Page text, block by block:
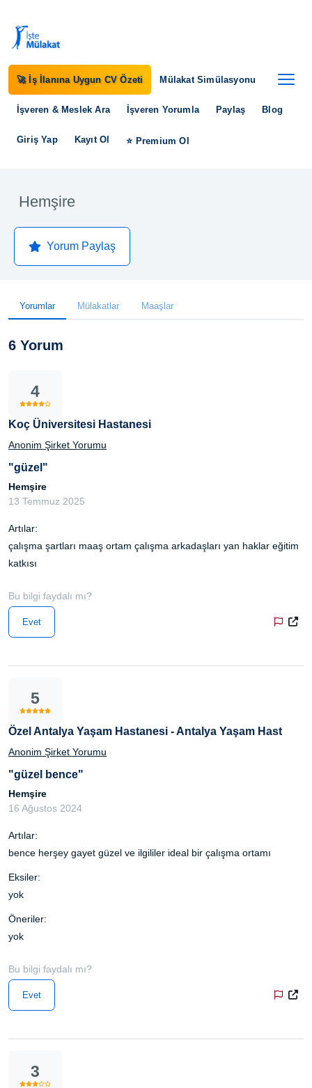
🚀 İş İlanına Uygun CV Özeti Mülakat Simülasyonu
İşveren & Meslek Ara İşveren Yorumla Paylaş Blog
Giriş Yap Kayıt Ol ⭐ Premium Ol
Hemşire
Yorum Paylaş
Yorumlar Mülakatlar Maaşlar
6 Yorum
4
Koç Üniversitesi Hastanesi
Anonim Şirket Yorumu
"güzel"
Hemşire
13 Temmuz 2025
Artılar:
çalışma şartları maaş ortam çalışma arkadaşları yan haklar eğitim
katkısı
Bu bilgi faydalı mı?
Evet
5
Özel Antalya Yaşam Hastanesi - Antalya Yaşam Hast
Anonim Şirket Yorumu
"güzel bence"
Hemşire
16 Ağustos 2024
Artılar:
bence herşey gayet güzel ve ilgililer ideal bir çalışma ortamı
Eksiler:
yok
Öneriler:
yok
Bu bilgi faydalı mı?
Evet
3